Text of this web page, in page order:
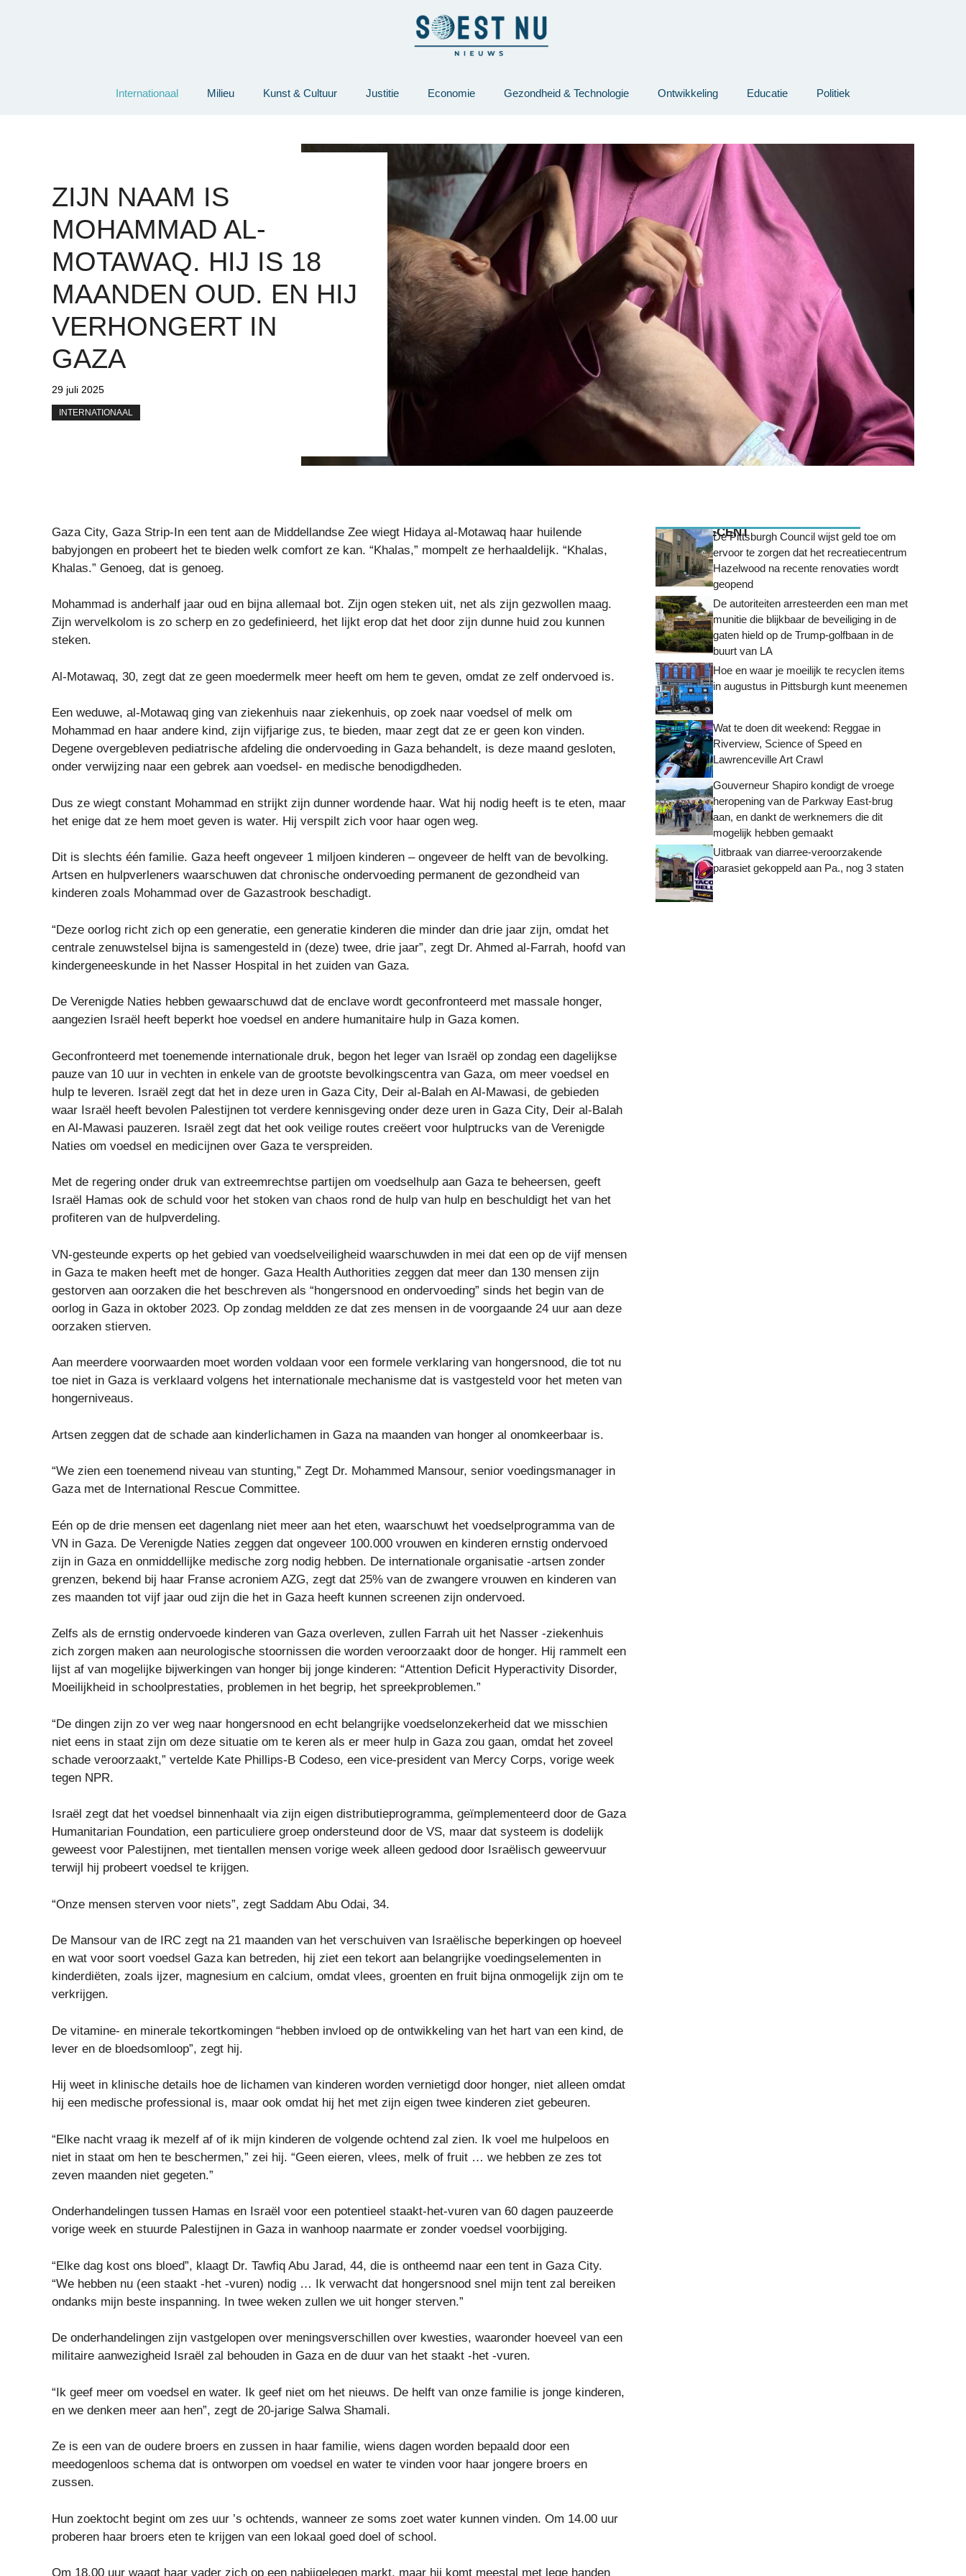
Internationaal Milieu Kunst & Cultuur Justitie Economie Gezondheid & Technologie Ontwikkeling Educatie Politiek
ZIJN NAAM IS
MOHAMMAD AL-
MOTAWAQ. HIJ IS 18
MAANDEN OUD. EN HIJ
VERHONGERT IN
GAZA
29 juli 2025
INTERNATIONAAL
Gaza City, Gaza Strip-In een tent aan de Middellandse Zee wiegt Hidaya al-Motawaq haar huilende
babyjongen en probeert het te bieden welk comfort ze kan. “Khalas,” mompelt ze herhaaldelijk. “Khalas,
Khalas.” Genoeg, dat is genoeg.
Mohammad is anderhalf jaar oud en bijna allemaal bot. Zijn ogen steken uit, net als zijn gezwollen maag.
Zijn wervelkolom is zo scherp en zo gedefinieerd, het lijkt erop dat het door zijn dunne huid zou kunnen
steken.
Al-Motawaq, 30, zegt dat ze geen moedermelk meer heeft om hem te geven, omdat ze zelf ondervoed is.
Een weduwe, al-Motawaq ging van ziekenhuis naar ziekenhuis, op zoek naar voedsel of melk om
Mohammad en haar andere kind, zijn vijfjarige zus, te bieden, maar zegt dat ze er geen kon vinden.
Degene overgebleven pediatrische afdeling die ondervoeding in Gaza behandelt, is deze maand gesloten,
onder verwijzing naar een gebrek aan voedsel- en medische benodigdheden.
Dus ze wiegt constant Mohammad en strijkt zijn dunner wordende haar. Wat hij nodig heeft is te eten, maar
het enige dat ze hem moet geven is water. Hij verspilt zich voor haar ogen weg.
Dit is slechts één familie. Gaza heeft ongeveer 1 miljoen kinderen – ongeveer de helft van de bevolking.
Artsen en hulpverleners waarschuwen dat chronische ondervoeding permanent de gezondheid van
kinderen zoals Mohammad over de Gazastrook beschadigt.
“Deze oorlog richt zich op een generatie, een generatie kinderen die minder dan drie jaar zijn, omdat het
centrale zenuwstelsel bijna is samengesteld in (deze) twee, drie jaar”, zegt Dr. Ahmed al-Farrah, hoofd van
kindergeneeskunde in het Nasser Hospital in het zuiden van Gaza.
De Verenigde Naties hebben gewaarschuwd dat de enclave wordt geconfronteerd met massale honger,
aangezien Israël heeft beperkt hoe voedsel en andere humanitaire hulp in Gaza komen.
Geconfronteerd met toenemende internationale druk, begon het leger van Israël op zondag een dagelijkse
pauze van 10 uur in vechten in enkele van de grootste bevolkingscentra van Gaza, om meer voedsel en
hulp te leveren. Israël zegt dat het in deze uren in Gaza City, Deir al-Balah en Al-Mawasi, de gebieden
waar Israël heeft bevolen Palestijnen tot verdere kennisgeving onder deze uren in Gaza City, Deir al-Balah
en Al-Mawasi pauzeren. Israël zegt dat het ook veilige routes creëert voor hulptrucks van de Verenigde
Naties om voedsel en medicijnen over Gaza te verspreiden.
Met de regering onder druk van extreemrechtse partijen om voedselhulp aan Gaza te beheersen, geeft
Israël Hamas ook de schuld voor het stoken van chaos rond de hulp van hulp en beschuldigt het van het
profiteren van de hulpverdeling.
VN-gesteunde experts op het gebied van voedselveiligheid waarschuwden in mei dat een op de vijf mensen
in Gaza te maken heeft met de honger. Gaza Health Authorities zeggen dat meer dan 130 mensen zijn
gestorven aan oorzaken die het beschreven als “hongersnood en ondervoeding” sinds het begin van de
oorlog in Gaza in oktober 2023. Op zondag meldden ze dat zes mensen in de voorgaande 24 uur aan deze
oorzaken stierven.
Aan meerdere voorwaarden moet worden voldaan voor een formele verklaring van hongersnood, die tot nu
toe niet in Gaza is verklaard volgens het internationale mechanisme dat is vastgesteld voor het meten van
hongerniveaus.
Artsen zeggen dat de schade aan kinderlichamen in Gaza na maanden van honger al onomkeerbaar is.
“We zien een toenemend niveau van stunting,” Zegt Dr. Mohammed Mansour, senior voedingsmanager in
Gaza met de International Rescue Committee.
Eén op de drie mensen eet dagenlang niet meer aan het eten, waarschuwt het voedselprogramma van de
VN in Gaza. De Verenigde Naties zeggen dat ongeveer 100.000 vrouwen en kinderen ernstig ondervoed
zijn in Gaza en onmiddellijke medische zorg nodig hebben. De internationale organisatie -artsen zonder
grenzen, bekend bij haar Franse acroniem AZG, zegt dat 25% van de zwangere vrouwen en kinderen van
zes maanden tot vijf jaar oud zijn die het in Gaza heeft kunnen screenen zijn ondervoed.
Zelfs als de ernstig ondervoede kinderen van Gaza overleven, zullen Farrah uit het Nasser -ziekenhuis
zich zorgen maken aan neurologische stoornissen die worden veroorzaakt door de honger. Hij rammelt een
lijst af van mogelijke bijwerkingen van honger bij jonge kinderen: “Attention Deficit Hyperactivity Disorder,
Moeilijkheid in schoolprestaties, problemen in het begrip, het spreekproblemen.”
“De dingen zijn zo ver weg naar hongersnood en echt belangrijke voedselonzekerheid dat we misschien
niet eens in staat zijn om deze situatie om te keren als er meer hulp in Gaza zou gaan, omdat het zoveel
schade veroorzaakt,” vertelde Kate Phillips-B Codeso, een vice-president van Mercy Corps, vorige week
tegen NPR.
Israël zegt dat het voedsel binnenhaalt via zijn eigen distributieprogramma, geïmplementeerd door de Gaza
Humanitarian Foundation, een particuliere groep ondersteund door de VS, maar dat systeem is dodelijk
geweest voor Palestijnen, met tientallen mensen vorige week alleen gedood door Israëlisch geweervuur
terwijl hij probeert voedsel te krijgen.
“Onze mensen sterven voor niets”, zegt Saddam Abu Odai, 34.
De Mansour van de IRC zegt na 21 maanden van het verschuiven van Israëlische beperkingen op hoeveel
en wat voor soort voedsel Gaza kan betreden, hij ziet een tekort aan belangrijke voedingselementen in
kinderdiëten, zoals ijzer, magnesium en calcium, omdat vlees, groenten en fruit bijna onmogelijk zijn om te
verkrijgen.
De vitamine- en minerale tekortkomingen “hebben invloed op de ontwikkeling van het hart van een kind, de
lever en de bloedsomloop”, zegt hij.
Hij weet in klinische details hoe de lichamen van kinderen worden vernietigd door honger, niet alleen omdat
hij een medische professional is, maar ook omdat hij het met zijn eigen twee kinderen ziet gebeuren.
“Elke nacht vraag ik mezelf af of ik mijn kinderen de volgende ochtend zal zien. Ik voel me hulpeloos en
niet in staat om hen te beschermen,” zei hij. “Geen eieren, vlees, melk of fruit … we hebben ze zes tot
zeven maanden niet gegeten.”
Onderhandelingen tussen Hamas en Israël voor een potentieel staakt-het-vuren van 60 dagen pauzeerde
vorige week en stuurde Palestijnen in Gaza in wanhoop naarmate er zonder voedsel voorbijging.
“Elke dag kost ons bloed”, klaagt Dr. Tawfiq Abu Jarad, 44, die is ontheemd naar een tent in Gaza City.
“We hebben nu (een staakt -het -vuren) nodig … Ik verwacht dat hongersnood snel mijn tent zal bereiken
ondanks mijn beste inspanning. In twee weken zullen we uit honger sterven.”
De onderhandelingen zijn vastgelopen over meningsverschillen over kwesties, waaronder hoeveel van een
militaire aanwezigheid Israël zal behouden in Gaza en de duur van het staakt -het -vuren.
“Ik geef meer om voedsel en water. Ik geef niet om het nieuws. De helft van onze familie is jonge kinderen,
en we denken meer aan hen”, zegt de 20-jarige Salwa Shamali.
Ze is een van de oudere broers en zussen in haar familie, wiens dagen worden bepaald door een
meedogenloos schema dat is ontworpen om voedsel en water te vinden voor haar jongere broers en
zussen.
Hun zoektocht begint om zes uur ’s ochtends, wanneer ze soms zoet water kunnen vinden. Om 14.00 uur
proberen haar broers eten te krijgen van een lokaal goed doel of school.
Om 18.00 uur waagt haar vader zich op een nabijgelegen markt, maar hij komt meestal met lege handen
MEEST RECENTDe Pittsburgh Council wijst geld toe om
ervoor te zorgen dat het recreatiecentrum
Hazelwood na recente renovaties wordt
geopend
De autoriteiten arresteerden een man met
munitie die blijkbaar de beveiliging in de
gaten hield op de Trump-golfbaan in de
buurt van LA
Hoe en waar je moeilijk te recyclen items
in augustus in Pittsburgh kunt meenemen
Wat te doen dit weekend: Reggae in
Riverview, Science of Speed ​​en
Lawrenceville Art Crawl
Gouverneur Shapiro kondigt de vroege
heropening van de Parkway East-brug
aan, en dankt de werknemers die dit
mogelijk hebben gemaakt
Uitbraak van diarree-veroorzakende
parasiet gekoppeld aan Pa., nog 3 staten